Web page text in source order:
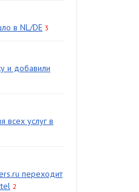
в NL/DE 3
и добавили
всех услуг в
переходит
2